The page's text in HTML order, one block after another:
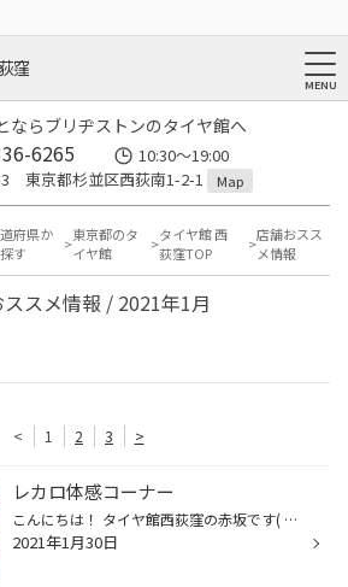
窪
ならブリヂストンのタイヤ館へ
6265
10:30～19:00
東京都杉並区西荻南1-2-1
Map
府県か
す
東京都のタ
イヤ館
タイヤ館 西
荻窪TOP
店舗おスス
メ情報
スメ情報 / 2021年1月
< 1 2 3 >
レカロ体感コーナー
こんにちは！ タイヤ館西荻窪の赤坂です( ^ω^ ) 本日はタイヤ館西荻窪の紹介をさせていただきます( ´∀｀) 当店では レカロシートの体感が出来ます( ＾∀＾) シート、変えたいけど どんな感じかな？ 座れるので、イメージしやすいですよ♪(´ε｀ ) しかも、一脚はSR-7Fがのってるので イメージしやすい...
2021年1月30日